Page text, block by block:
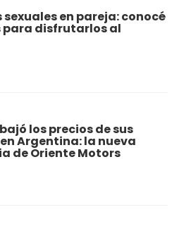
en pareja: conocé
para disfrutarlos al
los precios de sus
Argentina: la nueva
de Oriente Motors